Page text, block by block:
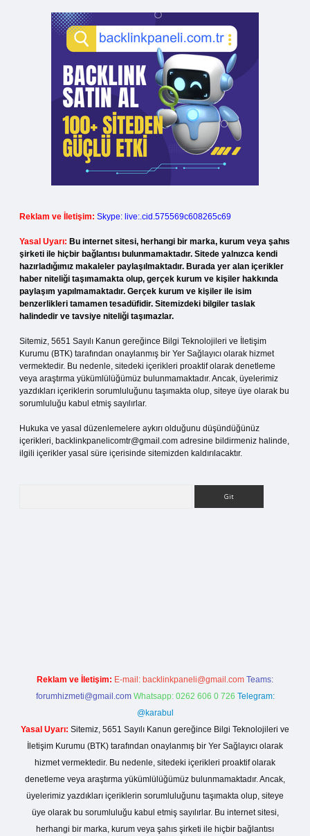
Reklam ve İletişim: Skype: live:.cid.575569c608265c69
Yasal Uyarı: Bu internet sitesi, herhangi bir marka, kurum veya şahıs
şirketi ile hiçbir bağlantısı bulunmamaktadır. Sitede yalnızca kendi
hazırladığımız makaleler paylaşılmaktadır. Burada yer alan içerikler
haber niteliği taşımamakta olup, gerçek kurum ve kişiler hakkında
paylaşım yapılmamaktadır. Gerçek kurum ve kişiler ile isim
benzerlikleri tamamen tesadüfidir. Sitemizdeki bilgiler taslak
halindedir ve tavsiye niteliği taşımazlar.
Sitemiz, 5651 Sayılı Kanun gereğince Bilgi Teknolojileri ve İletişim
Kurumu (BTK) tarafından onaylanmış bir Yer Sağlayıcı olarak hizmet
vermektedir. Bu nedenle, sitedeki içerikleri proaktif olarak denetleme
veya araştırma yükümlülüğümüz bulunmamaktadır. Ancak, üyelerimiz
yazdıkları içeriklerin sorumluluğunu taşımakta olup, siteye üye olarak bu
sorumluluğu kabul etmiş sayılırlar.
Hukuka ve yasal düzenlemelere aykırı olduğunu düşündüğünüz
içerikleri, backlinkpanelicomtr@gmail.com adresine bildirmeniz halinde,
ilgili içerikler yasal süre içerisinde sitemizden kaldırılacaktır.
Reklam ve İletişim: E-mail: backlinkpaneli@gmail.com Teams:
forumhizmeti@gmail.com Whatsapp: 0262 606 0 726 Telegram:
@karabul
Yasal Uyarı: Sitemiz, 5651 Sayılı Kanun gereğince Bilgi Teknolojileri ve
İletişim Kurumu (BTK) tarafından onaylanmış bir Yer Sağlayıcı olarak
hizmet vermektedir. Bu nedenle, sitedeki içerikleri proaktif olarak
denetleme veya araştırma yükümlülüğümüz bulunmamaktadır. Ancak,
üyelerimiz yazdıkları içeriklerin sorumluluğunu taşımakta olup, siteye
üye olarak bu sorumluluğu kabul etmiş sayılırlar. Bu internet sitesi,
herhangi bir marka, kurum veya şahıs şirketi ile hiçbir bağlantısı